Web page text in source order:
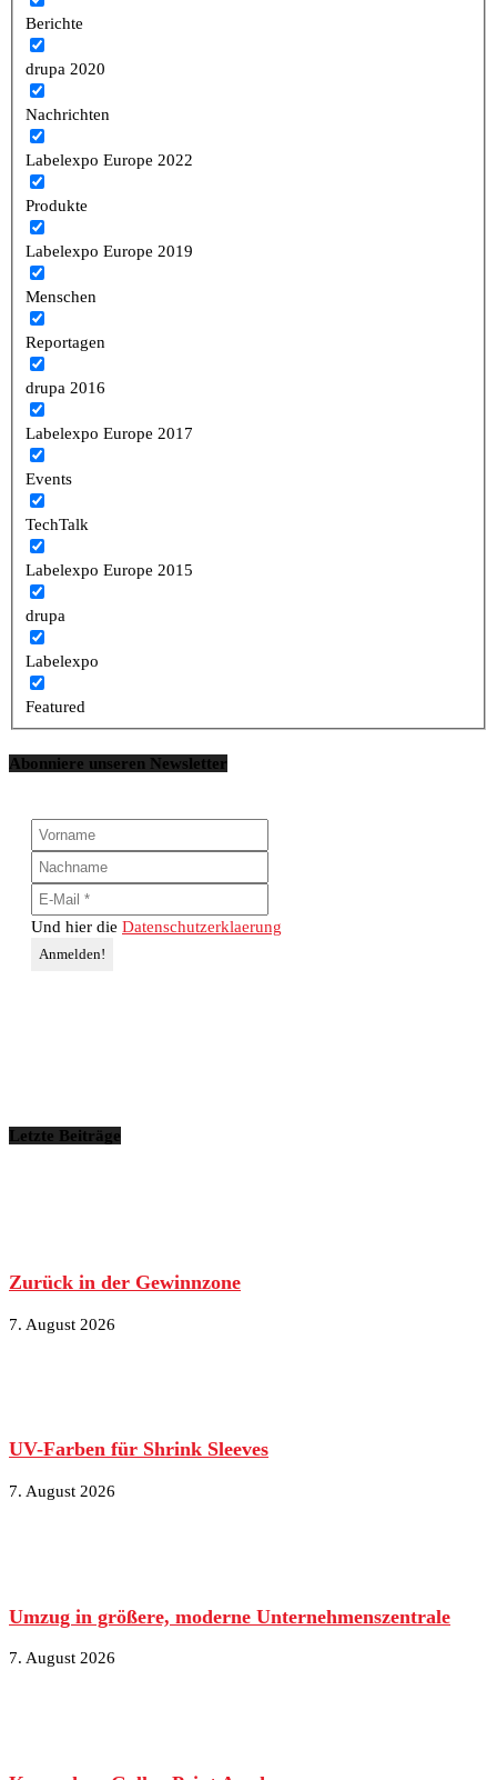
Berichte
drupa 2020
Nachrichten
Labelexpo Europe 2022
Produkte
Labelexpo Europe 2019
Menschen
Reportagen
drupa 2016
Labelexpo Europe 2017
Events
TechTalk
Labelexpo Europe 2015
drupa
Labelexpo
Featured
Abonniere unseren Newsletter
Und hier die Datenschutzerklaerung
Letzte Beiträge
Zurück in der Gewinnzone
7. August 2026
UV-Farben für Shrink Sleeves
7. August 2026
Umzug in größere, moderne Unternehmenszentrale
7. August 2026